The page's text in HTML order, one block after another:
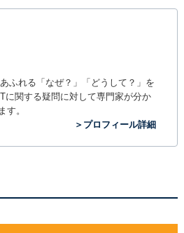
ふれる「なぜ？」「どうして？」を
に関する疑問に対して専門家が分か
。
＞プロフィール詳細